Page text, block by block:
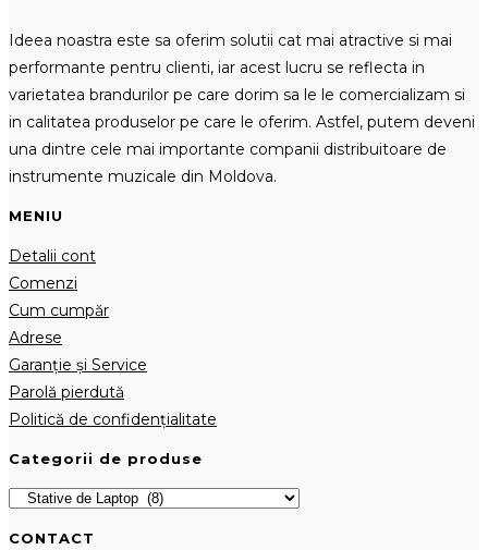
Ideea noastra este sa oferim solutii cat mai atractive si mai
performante pentru clienti, iar acest lucru se reflecta in
varietatea brandurilor pe care dorim sa le le comercializam si
in calitatea produselor pe care le oferim. Astfel, putem deveni
una dintre cele mai importante companii distribuitoare de
instrumente muzicale din Moldova.
MENIU
Detalii cont
Comenzi
Cum cumpăr
Adrese
Garanție și Service
Parolă pierdută
Politică de confidențialitate
Categorii de produse
CONTACT